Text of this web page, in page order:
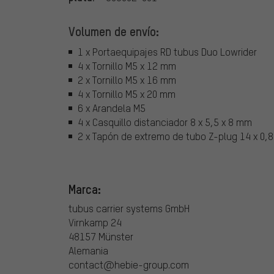
Volumen de envío:
1 x Portaequipajes RD tubus Duo Lowrider
4 x Tornillo M5 x 12 mm
2 x Tornillo M5 x 16 mm
4 x Tornillo M5 x 20 mm
6 x Arandela M5
4 x Casquillo distanciador 8 x 5,5 x 8 mm
2 x Tapón de extremo de tubo Z-plug 14 x
Marca:
tubus carrier systems GmbH
Virnkamp 24
48157 Münster
Alemania
contact@hebie-group.com